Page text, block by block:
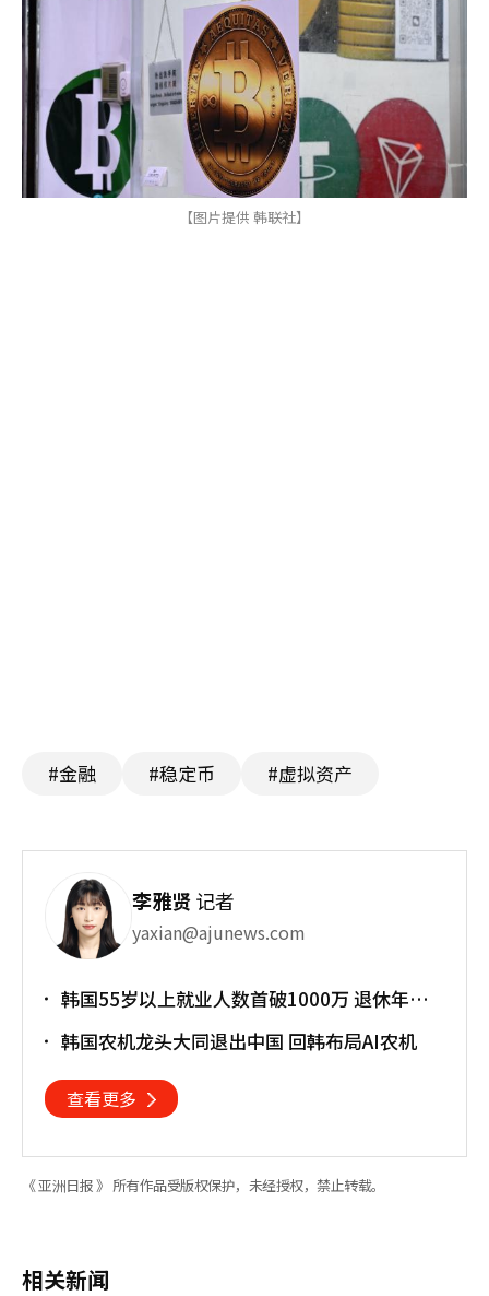
【图片提供 韩联社】
#金融 #稳定币 #虚拟资产
李雅贤记者
yaxian@ajunews.com
韩国55岁以上就业人数首破1000万 退休年龄
韩国农机龙头大同退出中国 回韩布局AI农机
查看更多
《 亚洲日报 》 所有作品受版权保护，未经授权，禁止转载。
相关新闻